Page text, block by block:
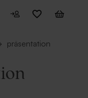
präsentation